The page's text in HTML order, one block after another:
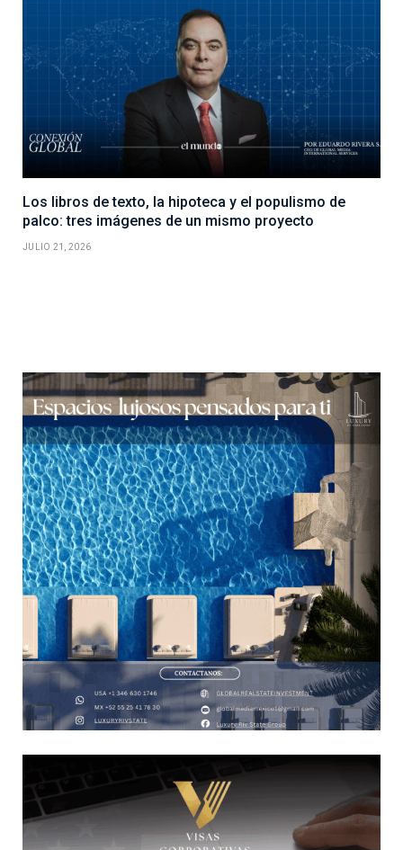
Los libros de texto, la hipoteca y el populismo de
palco: tres imágenes de un mismo proyecto
JULIO 21, 2026